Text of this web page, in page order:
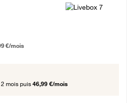
€/mois
mois puis 46,99 €/mois